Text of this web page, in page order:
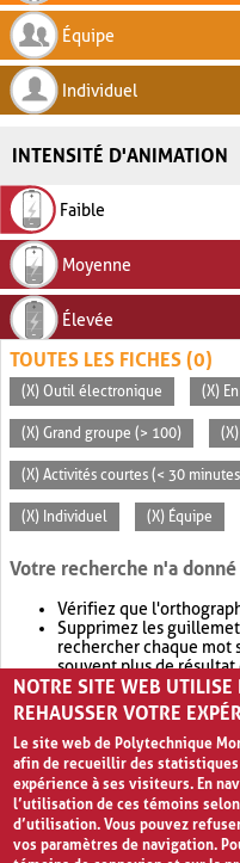
Équipe
Individuel
INTENSITÉ D'ANIMATION
Faible
Moyenne
Élevée
TOUTES LES FICHES (0)
(X) Outil électronique (X)
(X) Grand groupe (> 100)
(X) Activités courtes (< 30
(X) Individuel (X) Équipe
Votre recherche n'a
Vérifiez que
Supprimez les
rechercher chaque mot
souvent plus de
Envisagez d'élargir
retournera souvent
NOTRE SITE WEB
REHAUSSER VOTRE
Le site web de Polytechnique
afin de recueillir des
expérience à ses visiteurs. En
l’utilisation de ces témoins
d’utilisation. Vous pouvez
vos paramètres de navigation.